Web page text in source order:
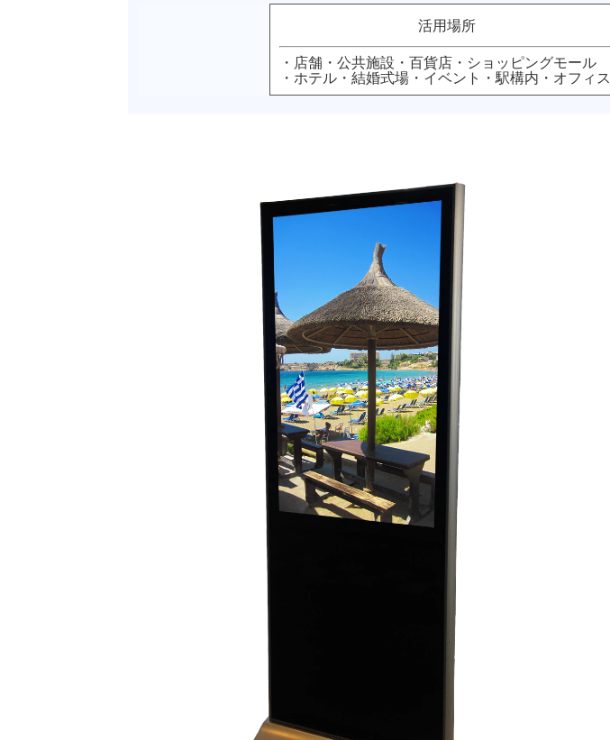
活用場所
・店舗・公共施設・百貨店・ショッピングモール
・ホテル・結婚式場・イベント・駅構内・オフィス